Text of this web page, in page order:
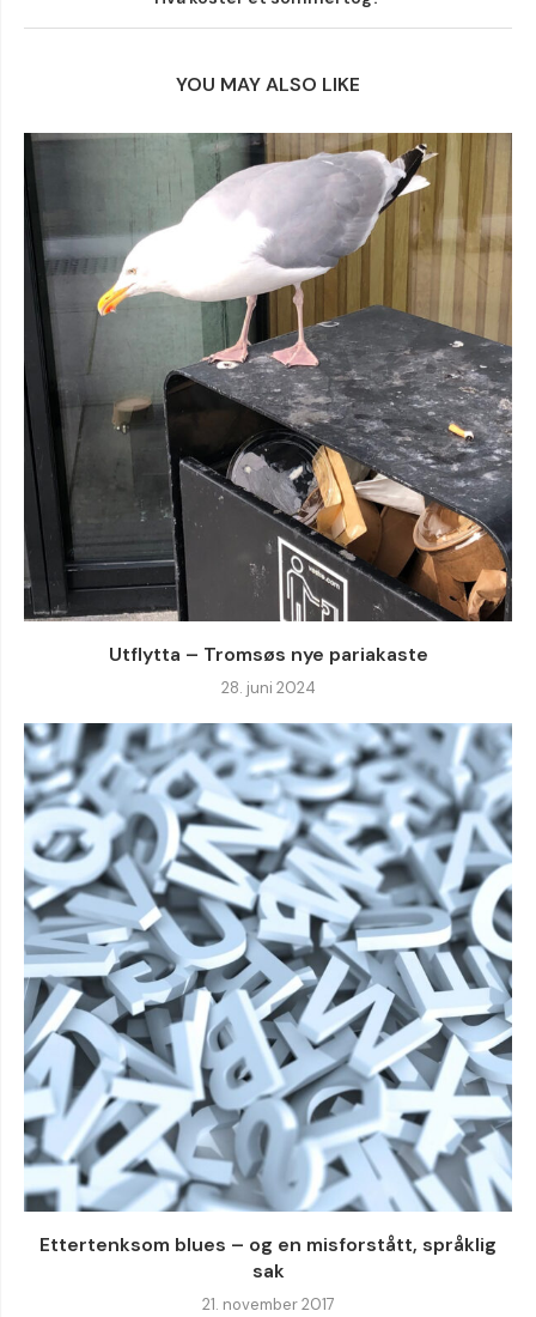
YOU MAY ALSO LIKE
Utflytta – Tromsøs nye pariakaste
28. juni 2024
Ettertenksom blues – og en misforstått, språklig
sak
21. november 2017